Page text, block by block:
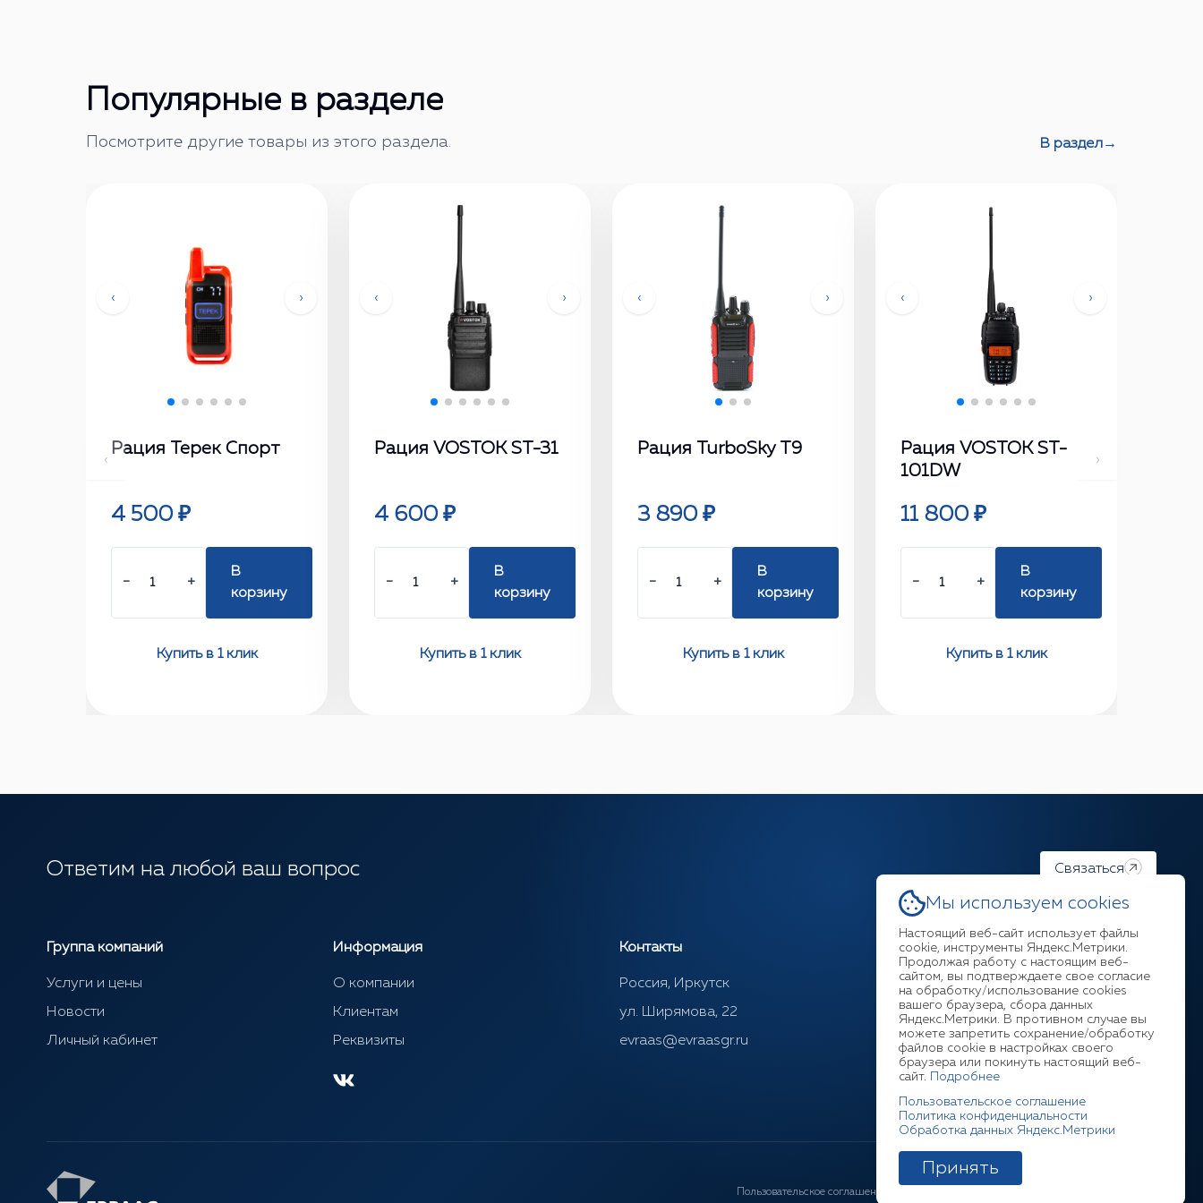
Популярные в разделе
Посмотрите другие товары из этого раздела. В раздел→
‹ ›
Рация Терек Спорт
4 500 ₽
− +
В
корзину
Купить в 1 клик
‹ ›
Рация VOSTOK ST-31
4 600 ₽
− +
В
корзину
Купить в 1 клик
‹ ›
Рация TurboSky Т9
3 890 ₽
− +
В
корзину
Купить в 1 клик
‹ ›
Рация VOSTOK ST-
101DW
11 800 ₽
− +
В
корзину
Купить в 1 клик
‹ ›
Ответим на любой ваш вопрос Связаться
Группа компаний
Услуги и цены
Новости
Личный кабинет
Информация
О компании
Клиентам
Реквизиты
Контакты
Россия, Иркутск
ул. Ширямова, 22
evraas@evraasgr.ru
Ответим на любой ваш
вопрос
+7 (3952) 211-377
Пользовательское соглашение
Мы используем cookies
Настоящий веб-сайт использует файлы
cookie, инструменты Яндекс.Метрики.
Продолжая работу с настоящим веб-
сайтом, вы подтверждаете свое согласие
на обработку/использование cookies
вашего браузера, сбора данных
Яндекс.Метрики. В противном случае вы
можете запретить сохранение/обработку
файлов cookie в настройках своего
браузера или покинуть настоящий веб-
сайт.
Подробнее
Пользовательское соглашение
Политика конфиденциальности
Обработка данных Яндекс.Метрики
Принять